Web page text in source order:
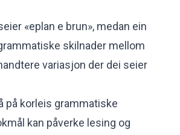
«eplan e brun», medan ein
skilnader mellom
variasjon der dei seier
på korleis grammatiske
kan påverke lesing og